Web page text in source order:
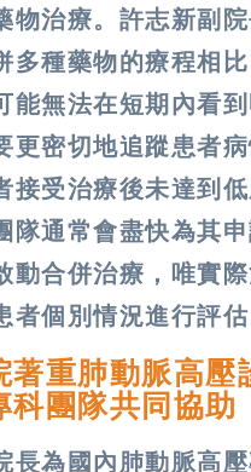
物治療。許志新副
多種藥物的療程相
能無法在短期內看
更密切地追蹤患者
接受治療後未達到低
隊通常會盡快為其
動合併治療，唯實
者個別情況進行評估
著重肺動脈高壓
團隊共同協助
長為國內肺動脈高壓